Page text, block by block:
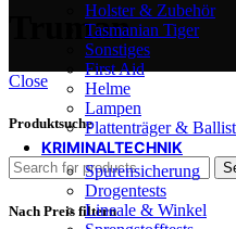
Holster & Zubehör
Tasmanian Tiger
Sonstiges
First Aid
Helme
Lampen
Plattenträger &
KRIMINALTECHNIK
Spurensicherung
Drogentests
Lineale & Winkel
Truman
Close
Produktsuche
Nach Preis filtern